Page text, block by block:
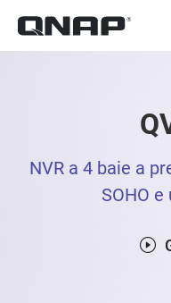
NVR a 4 baie a
SOHO